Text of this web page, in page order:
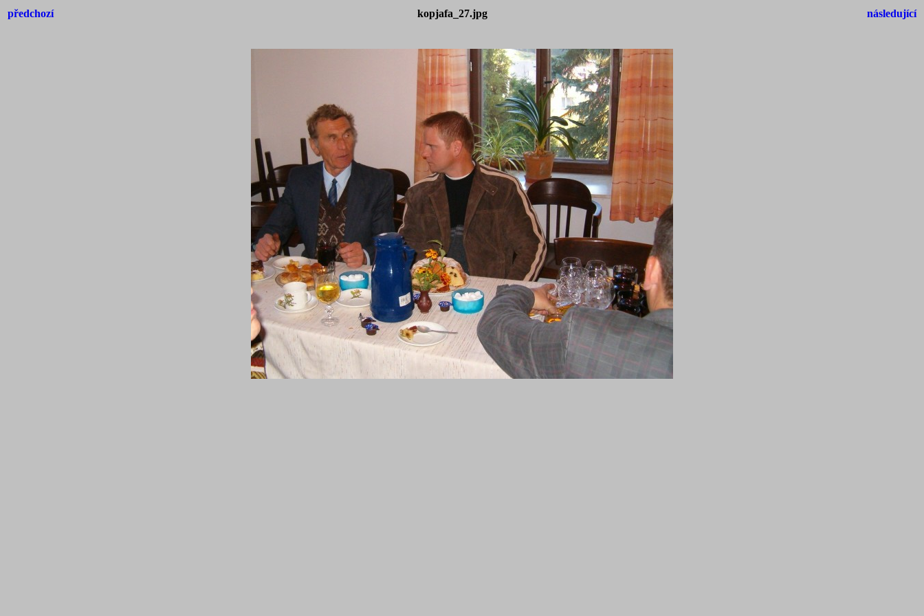
předchozí kopjafa_27.jpg následující